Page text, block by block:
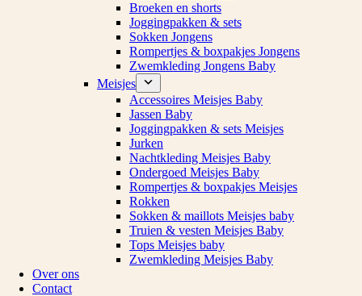
Broeken en shorts
Joggingpakken & sets
Sokken Jongens
Rompertjes & boxpakjes Jongens
Zwemkleding Jongens Baby
Meisjes
Accessoires Meisjes Baby
Jassen Baby
Joggingpakken & sets Meisjes
Jurken
Nachtkleding Meisjes Baby
Ondergoed Meisjes Baby
Rompertjes & boxpakjes Meisjes
Rokken
Sokken & maillots Meisjes baby
Truien & vesten Meisjes Baby
Tops Meisjes baby
Zwemkleding Meisjes Baby
Over ons
Contact